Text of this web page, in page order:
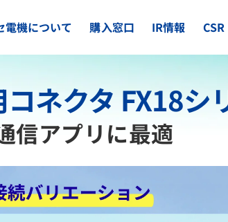
電機について 購入窓口 IR情報 CSR
ネクタ FX18シ
信アプリに最適